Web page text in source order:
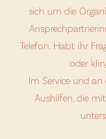
sich um die
Telefon. Habt ihr
oder
Im Service und
Aushilfen, die